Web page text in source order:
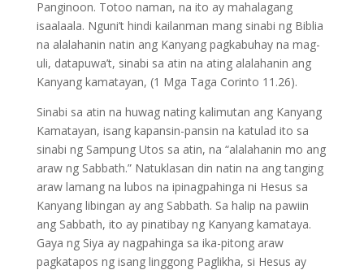
Panginoon. Totoo naman, na ito ay mahalagang
isaalaala. Nguni’t hindi kailanman mang sinabi ng Biblia
na alalahanin natin ang Kanyang pagkabuhay na mag-
uli, datapuwa’t, sinabi sa atin na ating alalahanin ang
Kanyang kamatayan, (1 Mga Taga Corinto 11.26).
Sinabi sa atin na huwag nating kalimutan ang Kanyang
Kamatayan, isang kapansin-pansin na katulad ito sa
sinabi ng Sampung Utos sa atin, na “alalahanin mo ang
araw ng Sabbath.” Natuklasan din natin na ang tanging
araw lamang na lubos na ipinagpahinga ni Hesus sa
Kanyang libingan ay ang Sabbath. Sa halip na pawiin
ang Sabbath, ito ay pinatibay ng Kanyang kamataya.
Gaya ng Siya ay nagpahinga sa ika-pitong araw
pagkatapos ng isang linggong Paglikha, si Hesus ay